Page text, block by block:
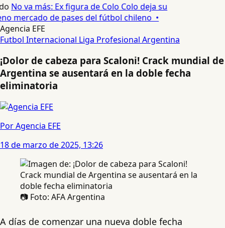
No va más: Ex figura de Colo Colo deja su
mercado de pases del fútbol chileno •
Agencia EFE
Futbol Internacional Liga Profesional Argentina
¡Dolor de cabeza para Scaloni! Crack mundial de
Argentina se ausentará en la doble fecha
eliminatoria
Por Agencia EFE
18 de marzo de 2025, 13:26
📷 Foto: AFA Argentina
A días de comenzar una nueva doble fecha